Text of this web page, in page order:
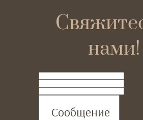
нами!
ФИО
Телефон
Email
Сообщение